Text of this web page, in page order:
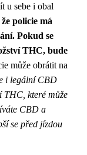
u sebe i obal
policie má
Pokud se
THC, bude
může obrátit na
i legální CBD
THC, které může
CBD a
se před jízdou